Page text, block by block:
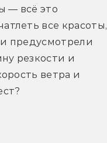
— всё это
все красоты,
предусмотрели
резкости и
ветра и